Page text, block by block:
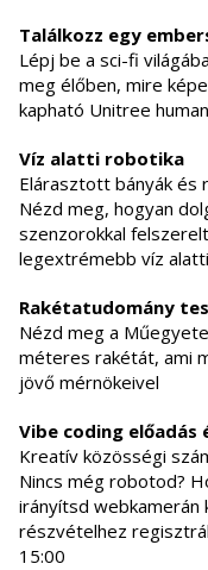
Találkozz egy
Lépj be a sci-fi
meg élőben, mire
kapható Unitree
Víz alatti robotika
Elárasztott bányák
Nézd meg, hogyan
szenzorokkal
legextrémebb víz
Rakétatudomány
Nézd meg a
méteres rakétát, ami
jövő mérnökeivel
Vibe coding előadás
Kreatív közösségi
Nincs még robotod?
irányítsd webkamerán
részvételhez
15:00